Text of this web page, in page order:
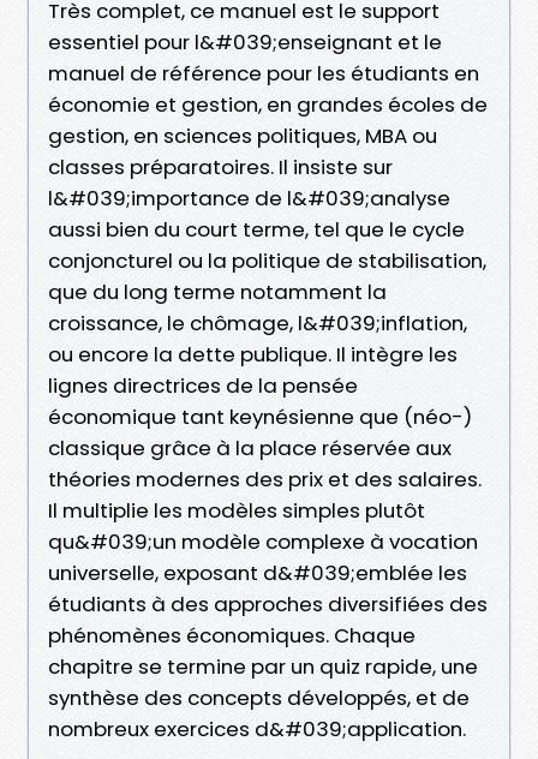
Très complet, ce manuel est le support
essentiel pour l&#039;enseignant et le
manuel de référence pour les étudiants en
économie et gestion, en grandes écoles de
gestion, en sciences politiques, MBA ou
classes préparatoires. Il insiste sur
l&#039;importance de l&#039;analyse
aussi bien du court terme, tel que le cycle
conjoncturel ou la politique de stabilisation,
que du long terme notamment la
croissance, le chômage, l&#039;inflation,
ou encore la dette publique. Il intègre les
lignes directrices de la pensée
économique tant keynésienne que (néo-)
classique grâce à la place réservée aux
théories modernes des prix et des salaires.
Il multiplie les modèles simples plutôt
qu&#039;un modèle complexe à vocation
universelle, exposant d&#039;emblée les
étudiants à des approches diversifiées des
phénomènes économiques. Chaque
chapitre se termine par un quiz rapide, une
synthèse des concepts développés, et de
nombreux exercices d&#039;application.